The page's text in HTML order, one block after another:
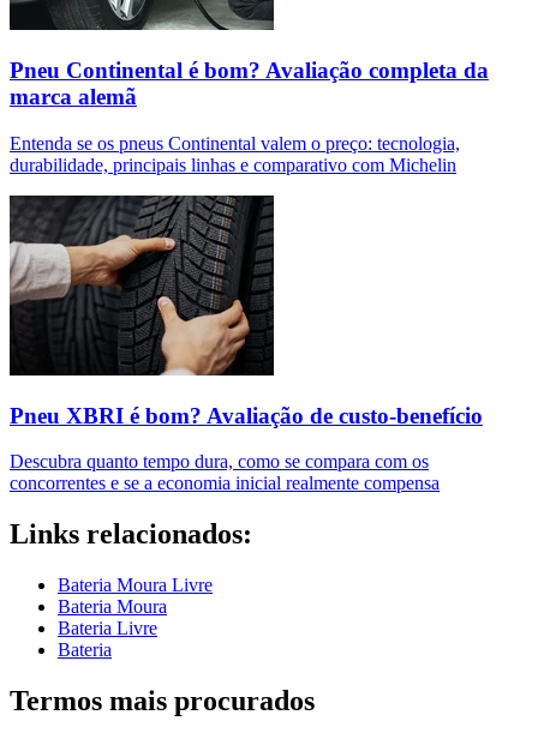
Pneu Continental é bom? Avaliação completa da
marca alemã
Entenda se os pneus Continental valem o preço: tecnologia,
durabilidade, principais linhas e comparativo com Michelin
Pneu XBRI é bom? Avaliação de custo-benefício
Descubra quanto tempo dura, como se compara com os
concorrentes e se a economia inicial realmente compensa
Links relacionados:
Bateria Moura Livre
Bateria Moura
Bateria Livre
Bateria
Termos mais procurados